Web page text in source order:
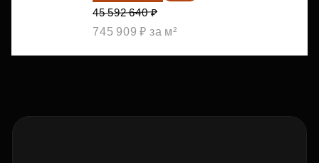
45 592 640 ₽
745 909 ₽ за м²